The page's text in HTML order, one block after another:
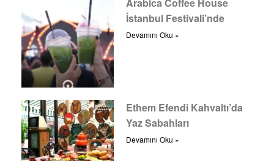
İstanbul Festivali’nde
Devamını Oku »
Ethem Efendi Kahvaltı’da
Yaz Sabahları
Devamını Oku »